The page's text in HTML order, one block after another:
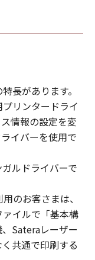
長があります。
リンタードライ
情報の設定を変
イバーを使用で
ルドライバーで
のお客さまは、
イルで「基本構
Sateraレーザー
共通で印刷する